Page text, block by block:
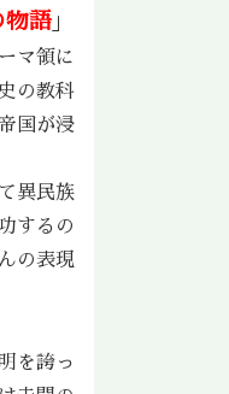
物語」
マ領に
の教科
国が浸
異民族
するの
の表現
を誇っ